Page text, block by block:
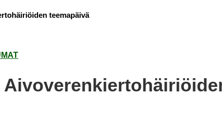
tee­ma­päi­vä